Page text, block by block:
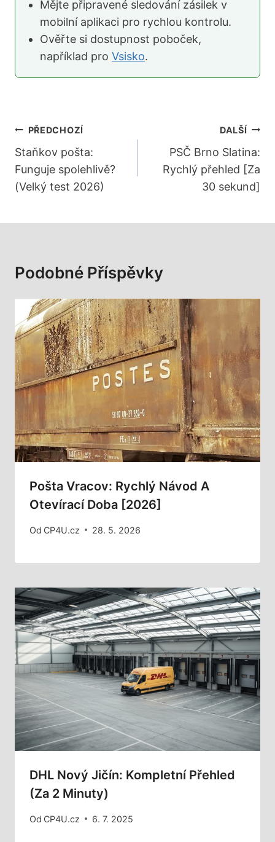
Mějte připravené sledování zásilek v
mobilní aplikaci pro rychlou kontrolu.
Ověřte si dostupnost poboček,
například pro Vsisko.
Navigace
Pro
Příspěvek
PŘEDCHOZÍ
Staňkov pošta:
Funguje spolehlivě?
(Velký test 2026)
DALŠÍ
PSČ Brno Slatina:
Rychlý přehled [Za
30 sekund]
Podobné Příspěvky
Pošta Vracov: Rychlý Návod A
Otevírací Doba [2026]
Od CP4U.cz 28. 5. 2026
DHL Nový Jičín: Kompletní Přehled
(za 2 Minuty)
Od CP4U.cz 6. 7. 2025